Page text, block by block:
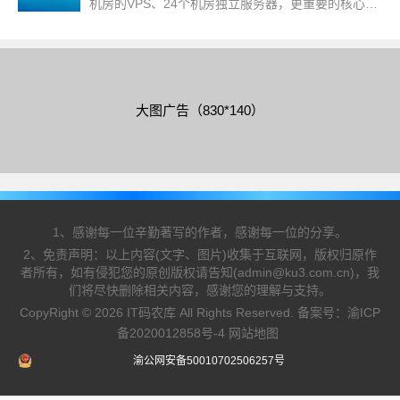
机房的VPS、24个机房独立服务器，更重要的核心业
大图广告（830*140）
1、感谢每一位辛勤著写的作者，感谢每一位的分享。
2、免责声明：以上内容(文字、图片)收集于互联网，版权归原作
者所有，如有侵犯您的原创版权请告知(admin@ku3.com.cn)，我
们将尽快删除相关内容，感谢您的理解与支持。
CopyRight © 2026 IT码农库 All Rights Reserved. 备案号： 渝ICP
备2020012858号-4 网站地图
渝公网安备50010702506257号